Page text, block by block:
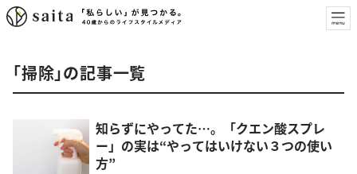
「掃除」の記事一覧
知らずにやってた…。「クエン酸スプレ
ー」の実は“やってはいけない３つの使い
方”